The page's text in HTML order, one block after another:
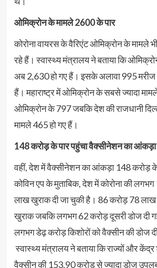
ओमिक्रोन के मामले 2600 के पार
कोरोना वायरस के वैरिएंट ओमिक्रोन के मामले
रहे हैं। स्वास्थ्य मंत्रालय ने बताया कि
अब 2,630 हो गए हैं। इसके अलावा 995 मरीज
हैं। महाराष्ट्र में ओमिक्रोन के सबसे ज्यादा
ओमिक्रोन के 797 जबकि देश की राजधानी
मामले 465 हो गए हैं।
148 करोड़ के पार पहुंचा वैक्सीनेशन का आंकड़ा
वहीं, देश में वैक्सीनेशन का आंकड़ा 148 करोड़ के
कोविन एप के मुताबिक, देश में कोरोना की
लाख खुराक दी जा चुकी है। 86 करोड़ 78 लाख
खुराक जबकि लगभग 62 करोड़ दूसरी डोज दी
लगभग डेढ़ करोड़ किशोरों को वैक्सीन की डोज
स्वास्थ्य मंत्रालय ने बताया कि राज्यों और केंद्र
वैक्सीन की 153.90 करोड़ से ज्यादा डोज